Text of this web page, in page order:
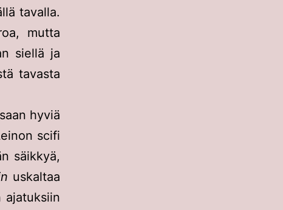
tavalla.
mutta
siellä ja
tavasta
hyviä
scifi
säikkyä,
uskaltaa
ajatuksiin